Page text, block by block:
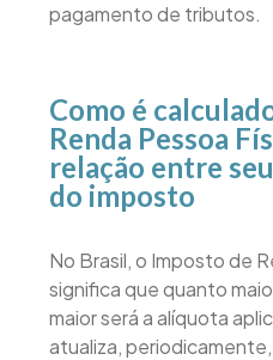
pagamento de tributos.
Como é
Renda Pessoa
relação entre
do imposto
No Brasil, o Imposto de
significa que quanto
maior será a alíquota
atualiza,